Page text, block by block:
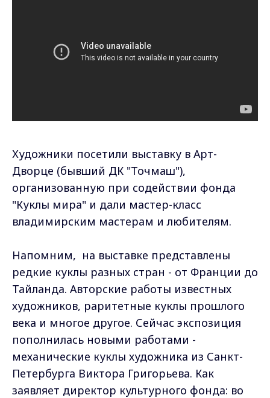
Художники посетили выставку в Арт-
Дворце (бывший ДК "Точмаш"),
организованную при содействии фонда
"Куклы мира" и дали мастер-класс
владимирским мастерам и любителям.
Напомним, на выставке представлены
редкие куклы разных стран - от Франции до
Тайланда. Авторские работы известных
художников, раритетные куклы прошлого
века и многое другое. Сейчас экспозиция
пополнилась новыми работами -
механические куклы художника из Санкт-
Петербурга Виктора Григорьева. Как
заявляет директор культурного фонда: во